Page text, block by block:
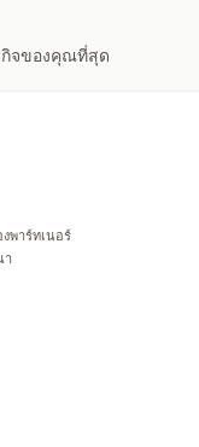
ที่กำหนดเอง
แสดงตัวแปร
าพสินค้า
การกำหนดรา
ค่าบริ
ความพร้
กิจของคุณที่สุด
พาร์ทเนอร์
า